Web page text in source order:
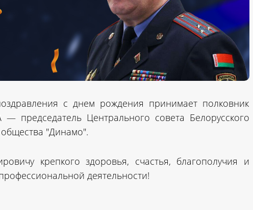
с днем рождения принимает полковник
председатель Центрального совета Белорусского
"Динамо".
крепкого здоровья, счастья, благополучия и
деятельности!